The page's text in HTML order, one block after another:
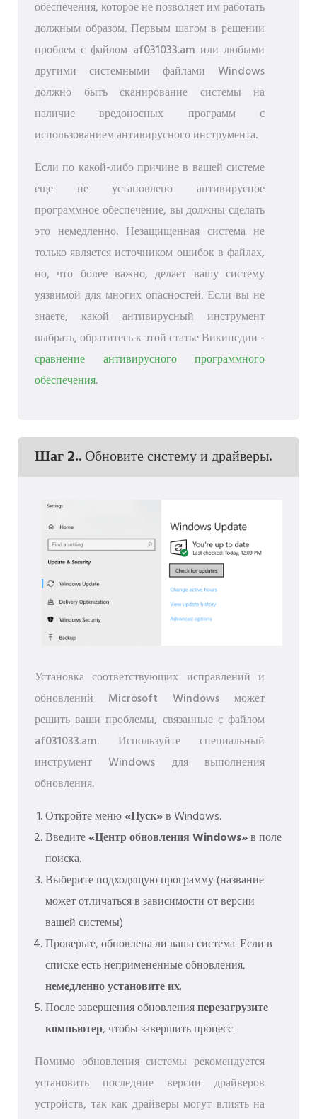
обеспечения, которое не позволяет им работать
должным образом. Первым шагом в решении
проблем с файлом af031033.am или любыми
другими системными файлами Windows
должно быть сканирование системы на
наличие вредоносных программ с
использованием антивирусного инструмента.
Если по какой-либо причине в вашей системе
еще не установлено антивирусное
программное обеспечение, вы должны сделать
это немедленно. Незащищенная система не
только является источником ошибок в файлах,
но, что более важно, делает вашу систему
уязвимой для многих опасностей. Если вы не
знаете, какой антивирусный инструмент
выбрать, обратитесь к этой статье Википедии -
сравнение антивирусного программного
обеспечения.
Шаг 2.. Обновите систему и драйверы.
Установка соответствующих исправлений и
обновлений Microsoft Windows может
решить ваши проблемы, связанные с файлом
af031033.am. Используйте специальный
инструмент Windows для выполнения
обновления.
Откройте меню«Пуск»в Windows.
Введите«Центр обновления Windows»в поле
поиска.
Выберите подходящую программу (название
может отличаться в зависимости от версии
вашей системы)
Проверьте, обновлена ​​ли ваша система. Если в
списке есть непримененные обновления,
немедленно установите их.
После завершения обновленияперезагрузите
компьютер, чтобы завершить процесс.
Помимо обновления системы рекомендуется
установить последние версии драйверов
устройств, так как драйверы могут влиять на